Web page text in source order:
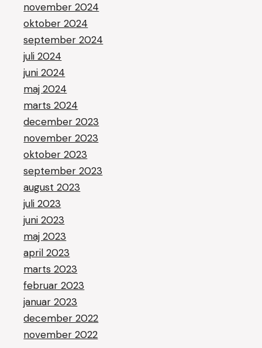
november 2024
oktober 2024
september 2024
juli 2024
juni 2024
maj 2024
marts 2024
december 2023
november 2023
oktober 2023
september 2023
august 2023
juli 2023
juni 2023
maj 2023
april 2023
marts 2023
februar 2023
januar 2023
december 2022
november 2022